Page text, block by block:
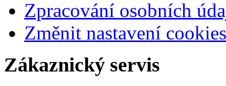
Zpracování osobních
Změnit nastavení cookies
Zákaznický servis